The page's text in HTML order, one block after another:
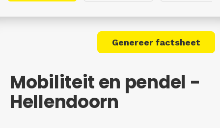
Genereer factsheet
Mobiliteit en pendel -
Hellendoorn